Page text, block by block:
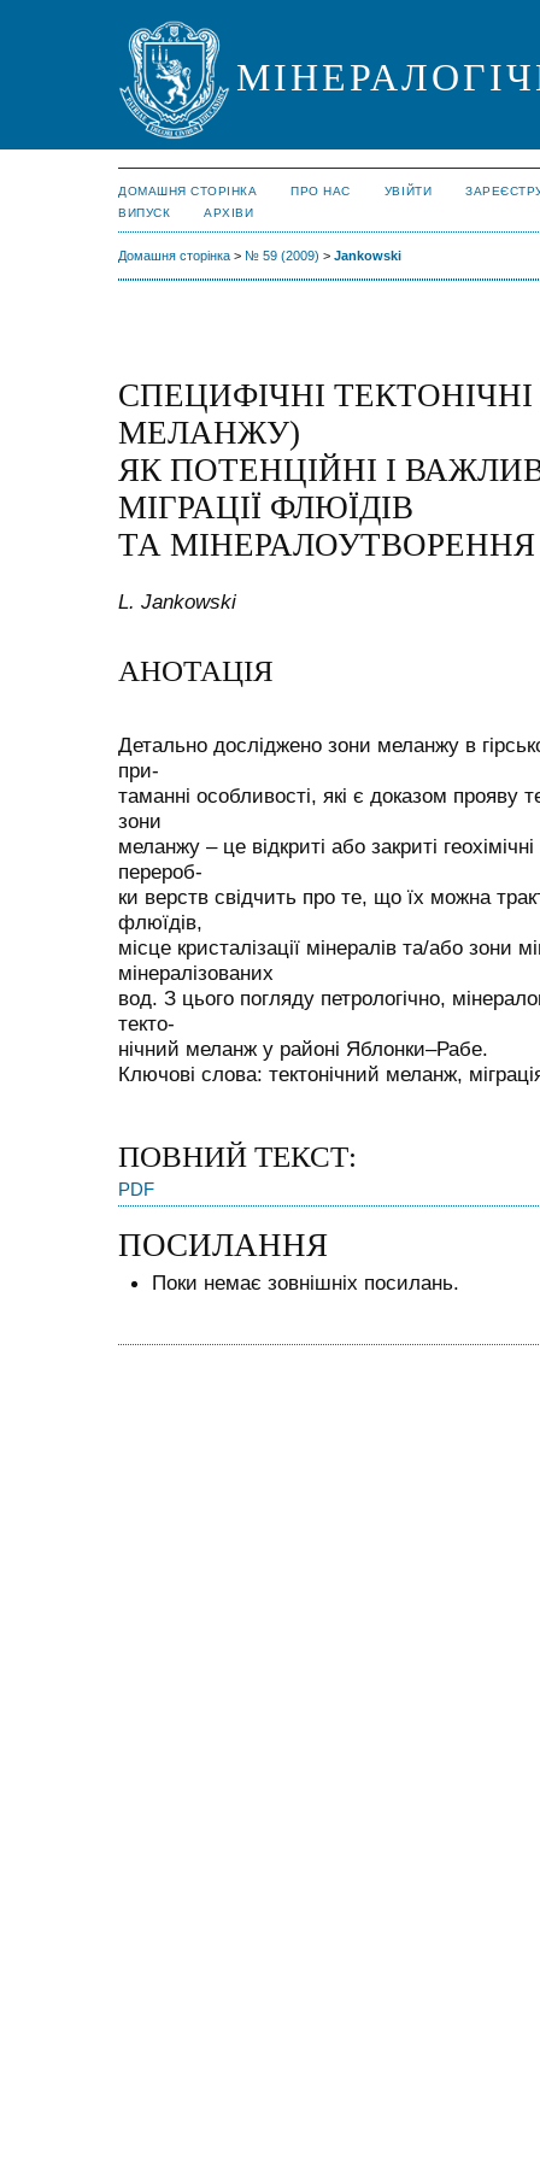
ДОМАШНЯ СТОРІНКА ПРО НАС УВІЙТИ
ВИПУСК
АРХІВИ
Домашня сторінка > № 59 (2009) > Jankowski
СПЕЦИФІЧНІ
МЕЛАНЖУ)
ЯК ПОТЕНЦІЙНІ І
МІГРАЦІЇ ФЛЮЇДІВ
ТА МІНЕРАЛОУТВОРЕННЯ
L. Jankowski
АНОТАЦІЯ
Детально досліджено зони меланжу в
при-
таманні особливості, які є доказом прояву
зони
меланжу – це відкриті або закриті
перероб-
ки верств свідчить про те, що їх можна
флюїдів,
місце кристалізації мінералів та/або зони
мінералізованих
вод. З цього погляду петрологічно,
текто-
нічний меланж у районі Яблонки–Рабе.
Ключові слова: тектонічний меланж,
ПОВНИЙ ТЕКСТ:
PDF
ПОСИЛАННЯ
Поки немає зовнішніх посилань.